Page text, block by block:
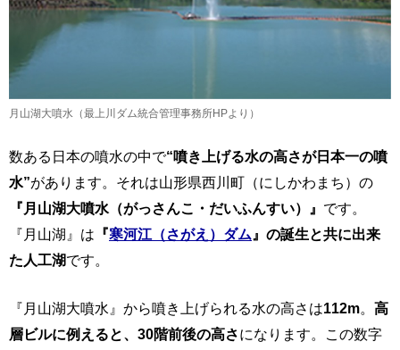
月山湖大噴水（最上川ダム統合管理事務所HPより）
数ある日本の噴水の中で“噴き上げる水の高さが日本一の噴
水”があります。それは山形県西川町（にしかわまち）の
『月山湖大噴水（がっさんこ・だいふんすい）』 です。
『月山湖』は 『寒河江（さがえ）ダム 』の誕生と共に出来
た人工湖です。
『月山湖大噴水』から噴き上げられる水の高さは112m。 高
層ビルに例えると、30階前後の高さになります。この数字